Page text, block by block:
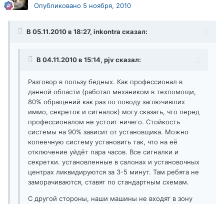
Опубликовано 5 ноября, 2010
В 05.11.2010 в 18:27, inkontra сказал:
В 04.11.2010 в 15:14, pjv сказал:
Разговор в пользу бедных. Как профессионал в
данной области (работал механиком в техпомощи,
80% обращений как раз по поводу заглючивших
иммо, секреток и сигналок) могу сказать, что перед
профессионалом не устоит ничего. Стойкость
системы на 90% зависит от установщика. Можно
копеечную систему установить так, что на её
отключение уйдёт пара часов. Все сигналки и
секретки. установленные в салонах и установочных
центрах ликвидируются за 3-5 минут. Там ребята не
заморачиваются, ставят по стандартным схемам.
С другой стороны, наши машины не входят в зону